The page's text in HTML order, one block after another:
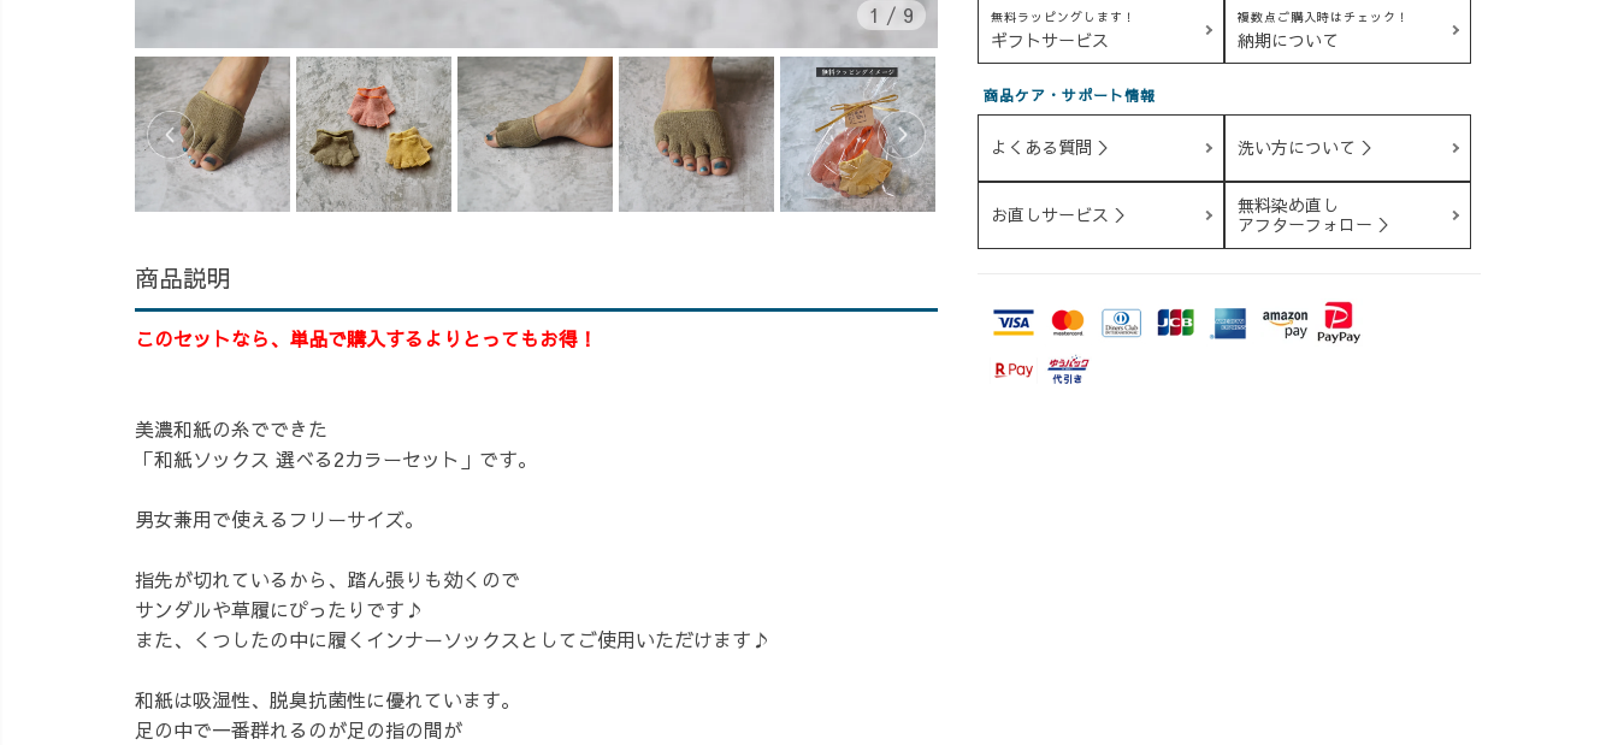
1 / 9
商品説明
このセットなら、単品で購入するよりとってもお得！
美濃和紙の糸でできた
「和紙ソックス 選べる2カラーセット」です。
男女兼用で使えるフリーサイズ。
指先が切れているから、踏ん張りも効くので
サンダルや草履にぴったりです♪
また、くつしたの中に履くインナーソックスとしてご使用いただけます♪
和紙は吸湿性、脱臭抗菌性に優れています。
足の中で一番群れるのが足の指の間が
無料ラッピングします！
ギフトサービス
複数点ご購入時はチェック！
納期について
商品ケア・サポート情報
よくある質問 ＞ 洗い方について ＞
お直しサービス ＞
無料染め直し
アフターフォロー ＞